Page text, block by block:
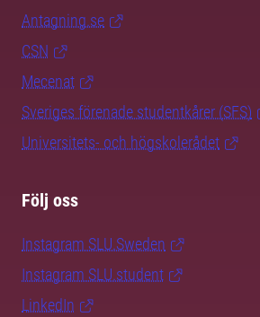
Antagning.se
CSN
Mecenat
Sveriges förenade studentkårer (SFS)
Universitets- och högskolerådet
Följ oss
Instagram SLU.Sweden
Instagram SLU.student
LinkedIn